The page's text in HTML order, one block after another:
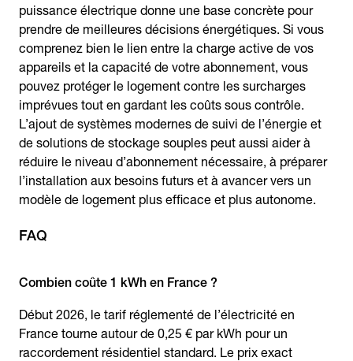
puissance électrique donne une base concrète pour
prendre de meilleures décisions énergétiques. Si vous
comprenez bien le lien entre la charge active de vos
appareils et la capacité de votre abonnement, vous
pouvez protéger le logement contre les surcharges
imprévues tout en gardant les coûts sous contrôle.
L’ajout de systèmes modernes de suivi de l’énergie et
de solutions de stockage souples peut aussi aider à
réduire le niveau d’abonnement nécessaire, à préparer
l’installation aux besoins futurs et à avancer vers un
modèle de logement plus efficace et plus autonome.
FAQ
Combien coûte 1 kWh en France ?
Début 2026, le tarif réglementé de l’électricité en
France tourne autour de 0,25 € par kWh pour un
raccordement résidentiel standard. Le prix exact